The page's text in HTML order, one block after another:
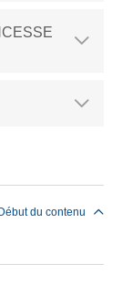
Début du contenu